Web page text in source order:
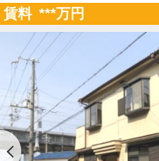
賃料 ***万円